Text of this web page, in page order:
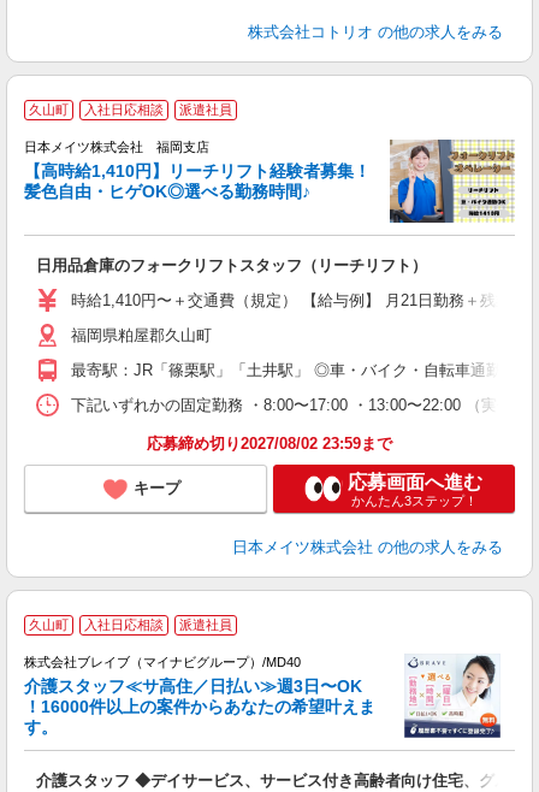
株式会社コトリオ の他の求人をみる
久山町 入社日応相談 派遣社員
日本メイツ株式会社 福岡支店
【高時給1,410円】リーチリフト経験者募集！
髪色自由・ヒゲOK◎選べる勤務時間♪
日用品倉庫のフォークリフトスタッフ（リーチリフト）
時給1,410円〜＋交通費（規定） 【給与例】 月21日勤務＋残業
福岡県粕屋郡久山町
最寄駅：JR「篠栗駅」「土井駅」 ◎車・バイク・自転車通勤OK
下記いずれかの固定勤務 ・8:00〜17:00 ・13:00〜22:00 （実働
応募締め切り2027/08/02 23:59まで
キープ 応募画面へ進む
かんたん3ステップ！
日本メイツ株式会社 の他の求人をみる
久山町 入社日応相談 派遣社員
株式会社ブレイブ（マイナビグループ）/MD40
介護スタッフ≪サ高住／日払い≫週3日〜OK
！16000件以上の案件からあなたの希望叶えま
す。
介護スタッフ ◆デイサービス、サービス付き高齢者向け住宅、グルー